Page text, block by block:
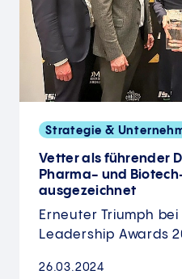
Strategie &
Vetter als führender
Pharma- und
ausgezeichnet
Erneuter Triumph bei
Leadership Awards
26.03.2024